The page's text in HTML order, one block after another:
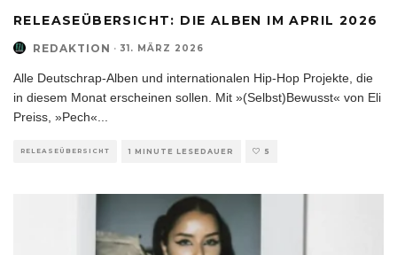
RELEASEÜBERSICHT: DIE ALBEN IM APRIL 2026
REDAKTION · 31. MÄRZ 2026
Alle Deutschrap-Alben und internationalen Hip-Hop Projekte, die
in diesem Monat erscheinen sollen. Mit »(Selbst)Bewusst« von Eli
Preiss, »Pech«
RELEASEÜBERSICHT 1 MINUTE LESEDAUER 5